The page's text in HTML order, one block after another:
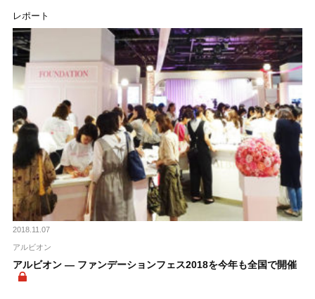
レポート
2018.11.07
アルビオン
アルビオン ― ファンデーションフェス2018を今年も全国で開催